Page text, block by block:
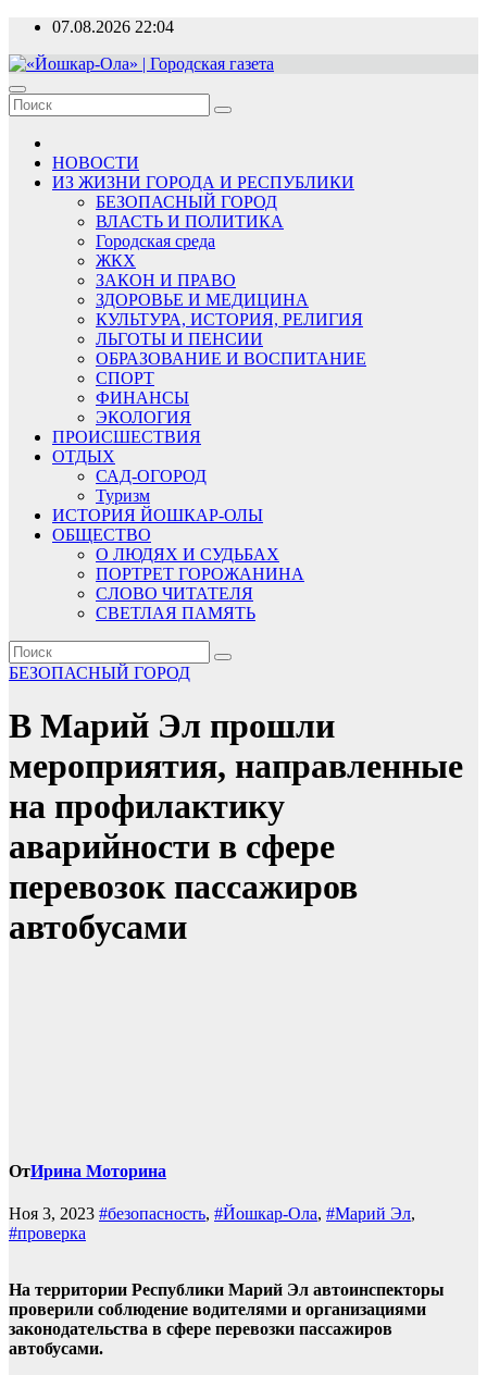
Перейти
содержимому
07.08.2026 22:04
«Йошкар-Ола» | Городская газета
Новости, события, люди
НОВОСТИ
ИЗ ЖИЗНИ ГОРОДА И РЕСПУБЛИКИ
БЕЗОПАСНЫЙ ГОРОД
ВЛАСТЬ И ПОЛИТИКА
Городская среда
ЖКХ
ЗАКОН И ПРАВО
ЗДОРОВЬЕ И МЕДИЦИНА
КУЛЬТУРА, ИСТОРИЯ, РЕЛИГИЯ
ЛЬГОТЫ И ПЕНСИИ
ОБРАЗОВАНИЕ И ВОСПИТАНИЕ
СПОРТ
ФИНАНСЫ
ЭКОЛОГИЯ
ПРОИСШЕСТВИЯ
ОТДЫХ
САД-ОГОРОД
Туризм
ИСТОРИЯ ЙОШКАР-ОЛЫ
ОБЩЕСТВО
О ЛЮДЯХ И СУДЬБАХ
ПОРТРЕТ ГОРОЖАНИНА
СЛОВО ЧИТАТЕЛЯ
СВЕТЛАЯ ПАМЯТЬ
БЕЗОПАСНЫЙ ГОРОД
В Марий Эл прошли
мероприятия, направленные
на профилактику
аварийности в сфере
перевозок пассажиров
автобусами
ОтИрина Моторина
Ноя 3, 2023 #безопасность, #Йошкар-Ола, #Марий Эл,
#проверка
На территории Республики Марий Эл автоинспекторы
проверили соблюдение водителями и организациями
законодательства в сфере перевозки пассажиров
автобусами.